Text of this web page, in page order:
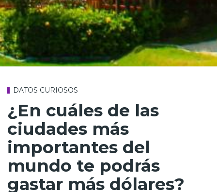
DATOS CURIOSOS
¿En cuáles de las
ciudades más
importantes del
mundo te podrás
gastar más dólares?